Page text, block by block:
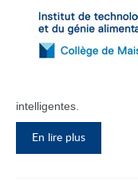
intelligentes.
En lire plus